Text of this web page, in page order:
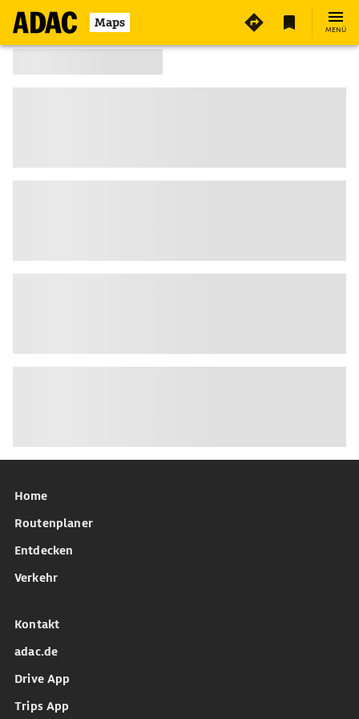
Maps MENÜ
Home
Routenplaner
Entdecken
Verkehr
Kontakt
adac.de
Drive App
Trips App